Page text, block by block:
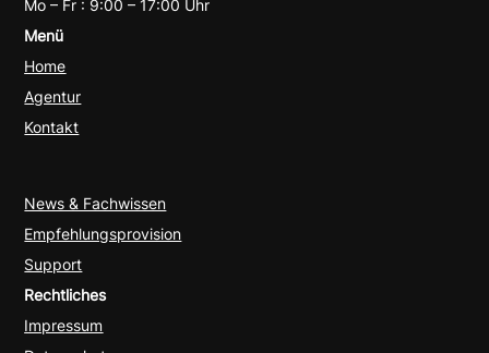
Mo – Fr : 9:00 – 17:00 Uhr
Menü
Home
Agentur
Kontakt
News & Fachwissen
Empfehlungsprovision
Support
Rechtliches
Impressum